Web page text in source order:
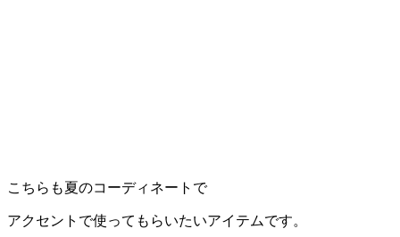
こちらも夏のコーディネートで
アクセントで使ってもらいたいアイテムです。